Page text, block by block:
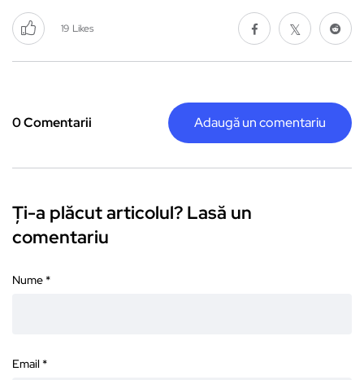
19 Likes
0 Comentarii Adaugă un comentariu
Ți-a plăcut articolul? Lasă un
comentariu
Nume *
Email *